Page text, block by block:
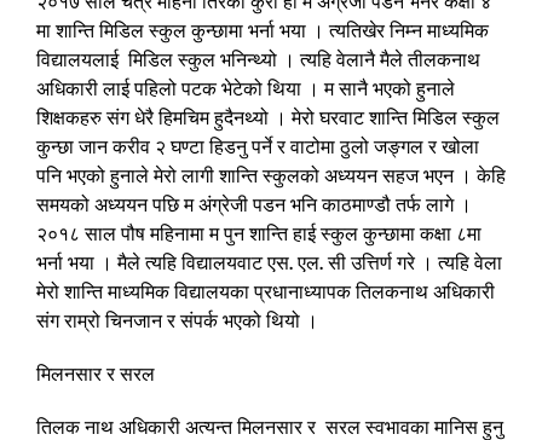
मा शान्ति मिडिल स्कुल कुन्छामा भर्ना भया । त्यतिखेर निम्न माध्यमिक
विद्यालयलाई मिडिल स्कुल भनिन्थ्यो । त्यहि वेलानै मैले तीलकनाथ
अधिकारी लाई पहिलो पटक भेटेको थिया । म सानै भएको हुनाले
शिक्षकहरु संग धेरै हिमचिम हुदैनथ्यो । मेरो घरवाट शान्ति मिडिल स्कुल
कुन्छा जान करीव २ घण्टा हिडनु पर्ने र वाटोमा ठुलो जङ्गल र खोला
पनि भएको हुनाले मेरो लागी शान्ति स्कुलको अध्ययन सहज भएन । केहि
समयको अध्ययन पछि म अंग्रेजी पडन भनि काठमाण्डौ तर्फ लागे ।
२०१८ साल पौष महिनामा म पुन शान्ति हाई स्कुल कुन्छामा कक्षा ८मा
भर्ना भया । मैले त्यहि विद्यालयवाट एस. एल. सी उत्तिर्ण गरे । त्यहि वेला
मेरो शान्ति माध्यमिक विद्यालयका प्रधानाध्यापक तिलकनाथ अधिकारी
संग राम्रो चिनजान र संपर्क भएको थियो ।
मिलनसार र सरल
तिलक नाथ अधिकारी अत्यन्त मिलनसार र सरल स्वभावका मानिस हुनु